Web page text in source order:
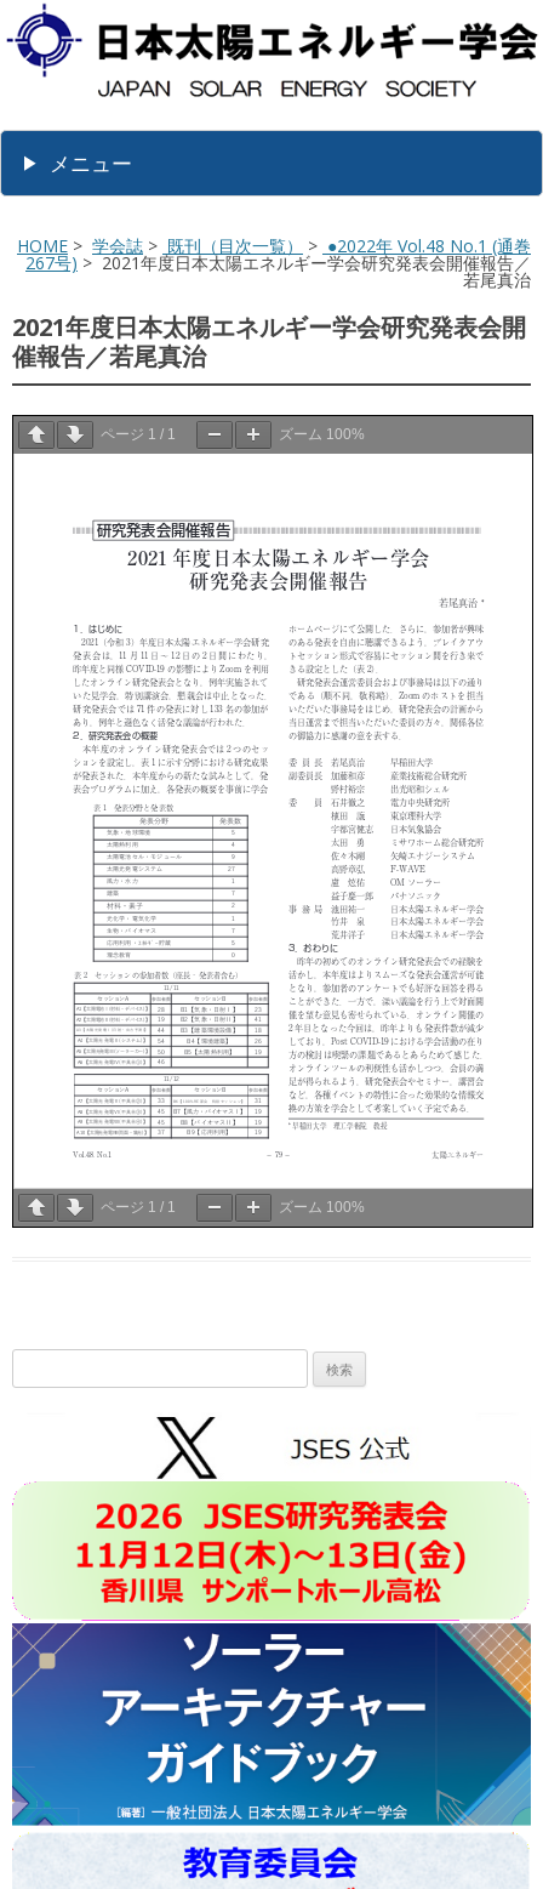
メニュー
HOME > 学会誌 > 既刊（目次一覧） > ●2022年 Vol.48 No.1 (通巻
267号) > 2021年度日本太陽エネルギー学会研究発表会開催報告／
若尾真治
2021年度日本太陽エネルギー学会研究発表会開
催報告／若尾真治
ページ 1 / 1 ズーム 100%
ページ 1 / 1 ズーム 100%
索: